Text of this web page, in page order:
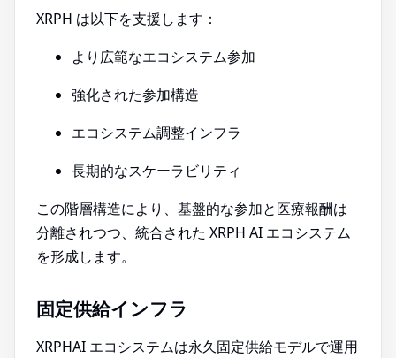
XRPH は以下を支援します：
より広範なエコシステム参加
強化された参加構造
エコシステム調整インフラ
長期的なスケーラビリティ
この階層構造により、基盤的な参加と医療報酬は
分離されつつ、統合された XRPH AI エコシステム
を形成します。
固定供給インフラ
XRPHAI エコシステムは永久固定供給モデルで運用